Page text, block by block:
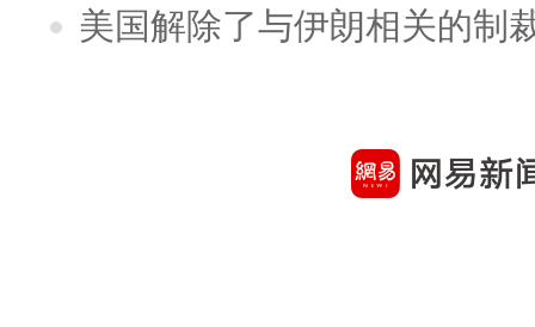
美国解除了与伊朗相关的制